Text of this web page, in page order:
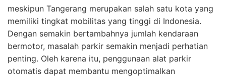
meskipun Tangerang merupakan salah satu kota yang
memiliki tingkat mobilitas yang tinggi di Indonesia.
Dengan semakin bertambahnya jumlah kendaraan
bermotor, masalah parkir semakin menjadi perhatian
penting. Oleh karena itu, penggunaan alat parkir
otomatis dapat membantu mengoptimalkan